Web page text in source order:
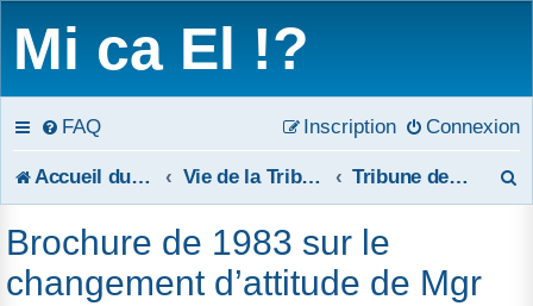
Mi ca El !?
FAQ Connexion
Inscription
Accueil du forum Vie de la Tribune Tribune de réponses publiques
Brochure de 1983 sur le
changement d’attitude de Mgr